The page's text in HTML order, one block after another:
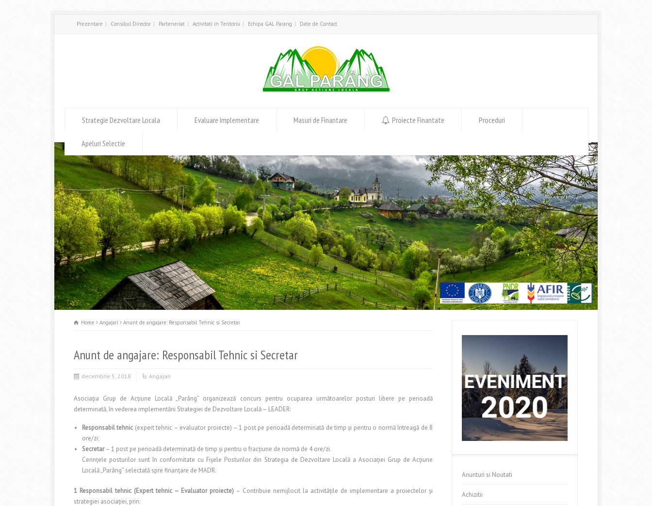
Prezentare Consiliul Director Parteneriat Activitati in Teritoriu Echipa GAL Parang Date de Contact
Strategie Dezvoltare Locala Evaluare Implementare Masuri de Finantare Proiecte Finantate Proceduri
Apeluri Selectie
Home Angajari Anunt de angajare: Responsabil Tehnic si Secretar
Anunt de angajare: Responsabil Tehnic si Secretar
decembrie 5, 2018 Angajari
Asociaţia Grup de Acţiune Locală „Parâng” organizează concurs pentru ocuparea următoarelor posturi libere pe perioadă
determinată, în vederea implementării Strategiei de Dezvoltare Locală – LEADER:
Responsabil tehnic (expert tehnic – evaluator proiecte) – 1 post pe perioadă determinată de timp şi pentru o normă întreagă de 8
ore/zi;
Secretar– 1 post pe perioadă determinată de timp şi pentru o fracţiune de normă de 4 ore/zi.
Cerinţele posturilor sunt în conformitate cu Fişele Posturilor din Strategia de Dezvoltare Locală a Asociaţiei Grup de Acţiune
Locală „Parâng” selectată spre finanţare de MADR.
1 Responsabil tehnic (Expert tehnic – Evaluator proiecte) – Contribuie nemijlocit la activităţile de implementare a proiectelor şi
strategiei asociaţiei, prin:
Anunturi si Noutati
Achizitii